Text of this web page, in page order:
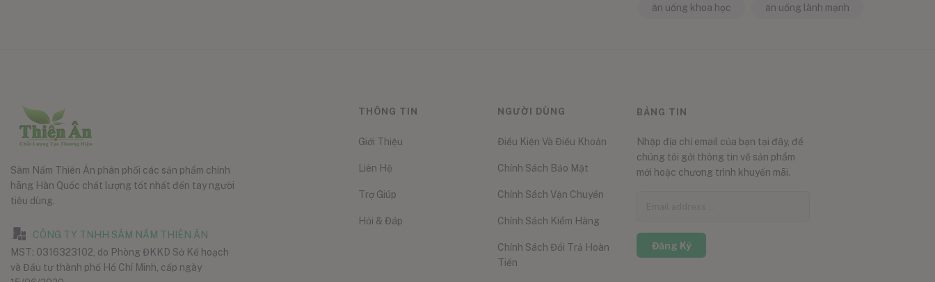
ăn uống khoa học ăn uống lành mạnh
Sâm Nấm Thiên Ân phân phối các sản phẩm chính
hãng Hàn Quốc chất lượng tốt nhất đến tay người
tiêu dùng.
CÔNG TY TNHH SÂM NẤM THIÊN ÂN
MST: 0316323102, do Phòng ĐKKD Sở Kế hoạch
và Đầu tư thành phố Hồ Chí Minh, cấp ngày
THÔNG TIN
Giới Thiệu
Liên Hệ
Trợ Giúp
Hỏi & Đáp
NGƯỜI DÙNG
Điều Kiện Và Điều Khoản
Chính Sách Bảo Mật
Chính Sách Vận Chuyển
Chính Sách Kiểm Hàng
Chính Sách Đổi Trả Hoàn
Tiền
BẢNG TIN
Nhập địa chỉ email của bạn tại đây, để
chúng tôi gởi thông tin về sản phẩm
mới hoặc chương trình khuyến mãi.
Đăng Ký